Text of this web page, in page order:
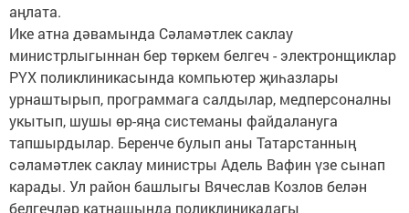
аңлата.
Ике атна дәвамында Сәламәтлек саклау
министрлыгыннан бер төркем белгеч - электронщиклар
РҮХ поликлиникасында компьютер җиһазлары
урнаштырып, программага салдылар, медперсоналны
укытып, шушы өр-яңа системаны файдалануга
тапшырдылар. Беренче булып аны Татарстанның
сәламәтлек саклау министры Адель Вафин үзе сынап
карады. Ул район башлыгы Вячеслав Козлов белән
белгечләр катнашында поликлиникадагы